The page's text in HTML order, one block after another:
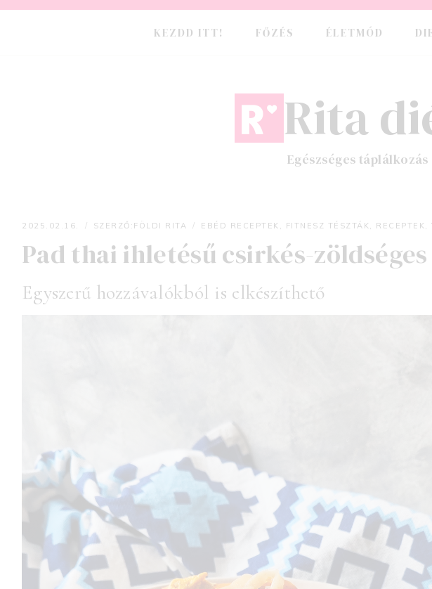
Skip
KEZDD ITT! FŐZÉS ÉLETMÓD
Rita
Egészséges
Földi Rita
KIKAPCSOLÓDÁS
TESTMOZGÁS
ÖNISMERET
BLOGGER ÉLET
InstagramFacebook
Pinterest
TikTok
2025.02.16. SZERZŐ: FÖLDI RITA EBÉD RECEPTEK FITNESZ TÉSZTÁK RECEPTEK
Pad thai ihletésű csirkés-
Egyszerű hozzávalókból is elkészíthető